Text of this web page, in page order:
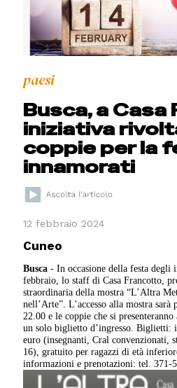
paesi
Busca, a
iniziativa
coppie per la
innamorati
12 febbraio 2024
Cuneo
Busca - In occasione della festa degli
febbraio, lo staff di Casa Francotto,
straordinaria della mostra “L’Altra
nell’Arte”. L’accesso alla mostra
22.00 e le coppie che si
un solo biglietto d’ingresso. Biglietti:
euro (insegnanti, Cral convenzionati,
16), gratuito per ragazzi di età
informazioni e prenotazioni: tel. 371-